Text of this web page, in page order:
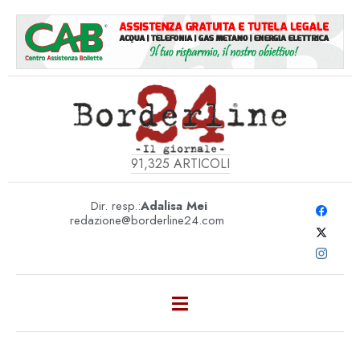
91,325 ARTICOLI
Dir. resp.:Adalisa Mei
redazione@borderline24.com